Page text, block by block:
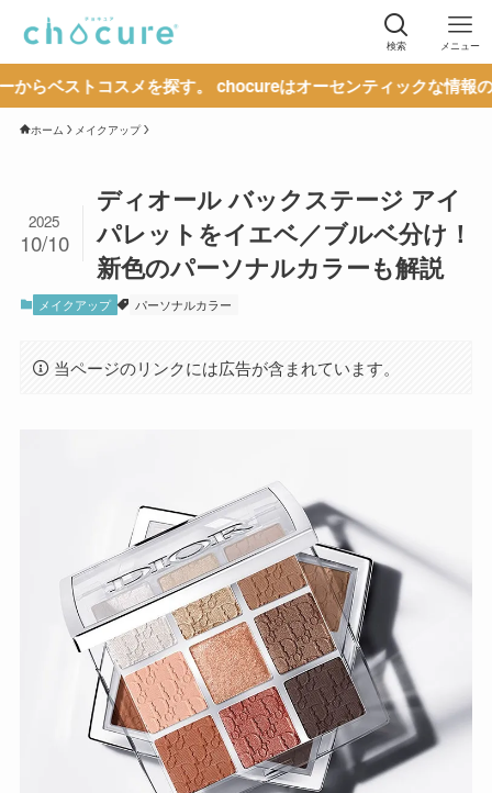
検索 メニュー
コスメを探す。 chocureはオーセンティックな情報の発信を通
ホーム メイクアップ
ディオール バックステージ アイ
パレットをイエベ／ブルベ分け！
新色のパーソナルカラーも解説
2025
10/10
メイクアップ パーソナルカラー
当ページのリンクには広告が含まれています。